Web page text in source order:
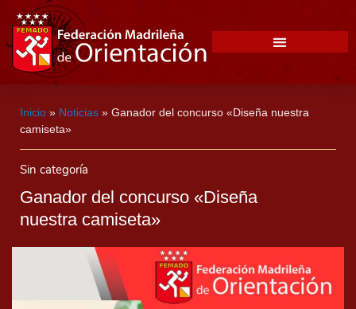
Inicio » Noticias » Ganador del concurso «Diseña nuestra
camiseta»
Sin categoría
Ganador del concurso «Diseña
nuestra camiseta»